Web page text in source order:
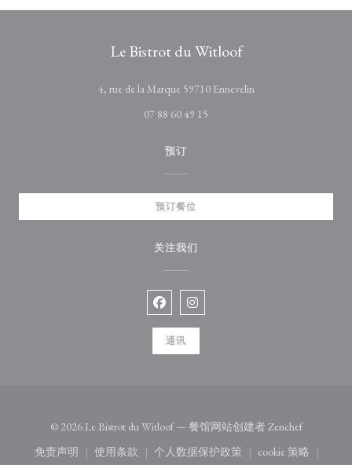
Le Bistrot du Witloof
4, rue de la Marque 59710 Ennevelin((在新窗口中打开))
07 88 60 49 15
预订
预订餐位
关注我们
Facebook ((在新窗口中打开))
Instagram ((在新窗口中打开))
通讯
© 2026 Le Bistrot du Witloof — 餐馆网站创建者Zenchef((在新窗
免责声明
((在新窗口中打开))
使用条款
((在新窗口中打开))
个人数据保护政策
((在新窗口中打开))
cookie 策略
((在新窗口